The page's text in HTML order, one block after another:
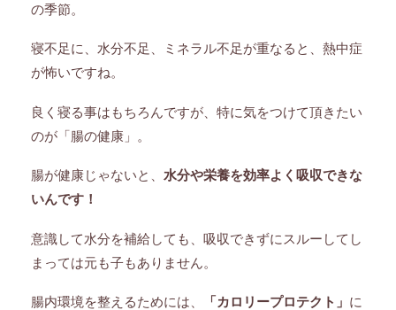
の季節。
寝不足に、水分不足、ミネラル不足が重なると、熱中症
が怖いですね。
良く寝る事はもちろんですが、特に気をつけて頂きたい
のが「腸の健康」。
腸が健康じゃないと、 水分や栄養を効率よく吸収できな
いんです！
意識して水分を補給しても、吸収できずにスルーしてし
まっては元も子もありません。
腸内環境を整えるためには、 「カロリープロテクト」 に